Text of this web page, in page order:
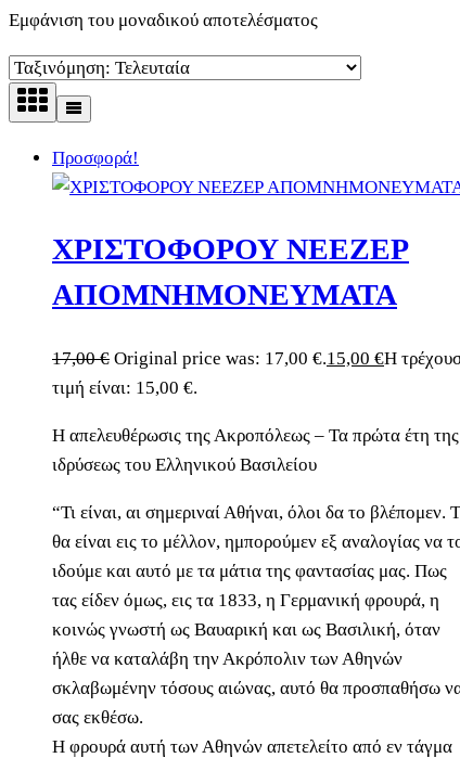
Εμφάνιση του μοναδικού αποτελέσματος
Προσφορά!
ΧΡΙΣΤΟΦΟΡΟΥ ΝΕΕΖΕΡ
ΑΠΟΜΝΗΜΟΝΕΥΜΑΤΑ
17,00€ Original price was: 17,00 €.15,00 €Η
τιμή είναι: 15,00 €.
Η απελευθέρωσις της Ακροπόλεως – Τα πρώτα έτη της
ιδρύσεως του Ελληνικού Βασιλείου
“Τι είναι, αι σημεριναί Αθήναι, όλοι δα το βλέπομεν.
θα είναι εις το μέλλον, ημπορούμεν εξ αναλογίας να
ιδούμε και αυτό με τα μάτια της φαντασίας μας. Πως
τας είδεν όμως, εις τα 1833, η Γερμανική φρουρά, η
κοινώς γνωστή ως Βαυαρική και ως Βασιλική, όταν
ήλθε να καταλάβη την Ακρόπολιν των Αθηνών
σκλαβωμένην τόσους αιώνας, αυτό θα προσπαθήσω
σας εκθέσω.
Η φρουρά αυτή των Αθηνών απετελείτο από εν τάγμα